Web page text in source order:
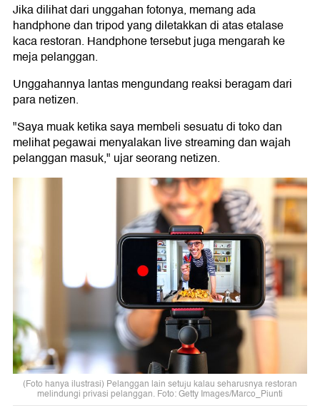
Jika dilihat dari unggahan fotonya, memang ada
handphone dan tripod yang diletakkan di atas etalase
kaca restoran. Handphone tersebut juga mengarah ke
meja pelanggan.
Unggahannya lantas mengundang reaksi beragam dari
para netizen.
"Saya muak ketika saya membeli sesuatu di toko dan
melihat pegawai menyalakan live streaming dan wajah
pelanggan masuk," ujar seorang netizen.
(Foto hanya ilustrasi) Pelanggan lain setuju kalau seharusnya restoran
melindungi privasi pelanggan. Foto: Getty Images/Marco_Piunti